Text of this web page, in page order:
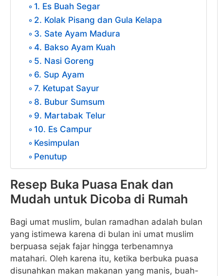
1. Es Buah Segar
2. Kolak Pisang dan Gula Kelapa
3. Sate Ayam Madura
4. Bakso Ayam Kuah
5. Nasi Goreng
6. Sup Ayam
7. Ketupat Sayur
8. Bubur Sumsum
9. Martabak Telur
10. Es Campur
Kesimpulan
Penutup
Resep Buka Puasa Enak dan
Mudah untuk Dicoba di Rumah
Bagi umat muslim, bulan ramadhan adalah bulan
yang istimewa karena di bulan ini umat muslim
berpuasa sejak fajar hingga terbenamnya
matahari. Oleh karena itu, ketika berbuka puasa
disunahkan makan makanan yang manis, buah-